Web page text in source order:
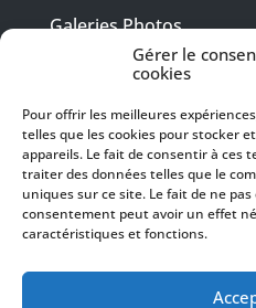
Gérer le
cookies
Pour offrir les meilleures
telles que les cookies pour stocker
appareils. Le fait de consentir à ces
traiter des données telles que le
uniques sur ce site. Le fait de ne
consentement peut avoir un effet
caractéristiques et fonctions.
Galeries Photos
Vidéothèque
Presse
Billetterie
Recrutement
Mentions légales
Politique de
SUIVEZ-NOUS